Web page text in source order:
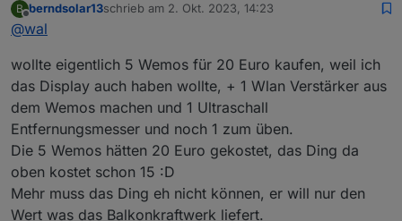
wird, da kann ich dir auch die Firmware senden.
edit: habeso etwas
B
Offline
berndsolar13schrieb am 2. Okt. 2023, 14:23
zuletzt editiert von
@wal
wollte eigentlich 5 Wemos für 20 Euro kaufen, weil ich
das Display auch haben wollte, + 1 Wlan Verstärker aus
dem Wemos machen und 1 Ultraschall
Entfernungsmesser und noch 1 zum üben.
Die 5 Wemos hätten 20 Euro gekostet, das Ding da
oben kostet schon 15 :D
Mehr muss das Ding eh nicht können, er will nur den
Wert was das Balkonkraftwerk liefert.